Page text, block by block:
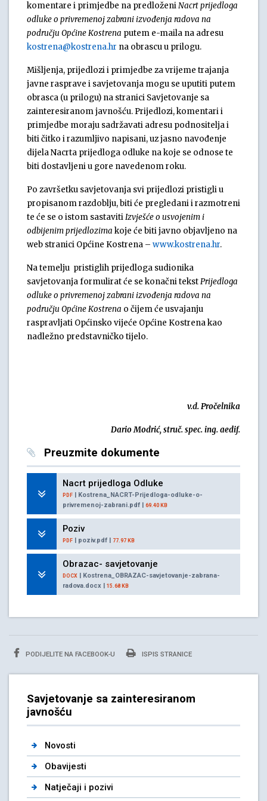
komentare i primjedbe na predloženiNacrt prijedloga
odluke o privremenoj zabrani izvođenja radova na
području Općine Kostrena putem e-maila na adresu
kostrena@kostrena.hr na obrascu u prilogu.
Mišljenja, prijedlozi i primjedbe za vrijeme trajanja
javne rasprave i savjetovanja mogu se uputiti putem
obrasca (u prilogu) na stranici Savjetovanje sa
zainteresiranom javnošću. Prijedlozi, komentari i
primjedbe moraju sadržavati adresu podnositelja i
biti čitko i razumljivo napisani, uz jasno navođenje
dijela Nacrta prijedloga odluke na koje se odnose te
biti dostavljeni u gore navedenom roku.
Po završetku savjetovanja svi prijedlozi pristigli u
propisanom razdoblju, biti će pregledani i razmotreni
te će se o istom sastavitiIzvješće o usvojenim i
odbijenim prijedlozima koje će biti javno objavljeno na
web stranici Općine Kostrena – www.kostrena.hr.
Na temelju pristiglih prijedloga sudionika
savjetovanja formulirat će se konačni tekstPrijedloga
odluke o privremenoj zabrani izvođenja radova na
području Općine Kostrena o čijem će usvajanju
raspravljati Općinsko vijeće Općine Kostrena kao
nadležno predstavničko tijelo.
v.d. Pročelnika
Dario Modrić, struč. spec. ing. aedif.
Preuzmite dokumente
Nacrt prijedloga Odluke
PDF | Kostrena_NACRT-Prijedloga-odluke-o-
privremenoj-zabrani.pdf | 69.40 KB
Poziv
PDF | poziv.pdf | 77.97 KB
Obrazac- savjetovanje
DOCX | Kostrena_OBRAZAC-savjetovanje-zabrana-
radova.docx | 15.68 KB
PODIJELITE NA FACEBOOK-U ISPIS STRANICE
Savjetovanje sa zainteresiranom
javnošću
Novosti
Obavijesti
Natječaji i pozivi